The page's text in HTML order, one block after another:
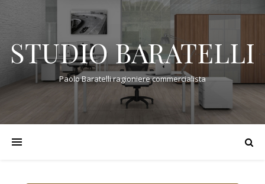
STUDIO BARATELLI
Paolo Baratelli ragioniere commercialista